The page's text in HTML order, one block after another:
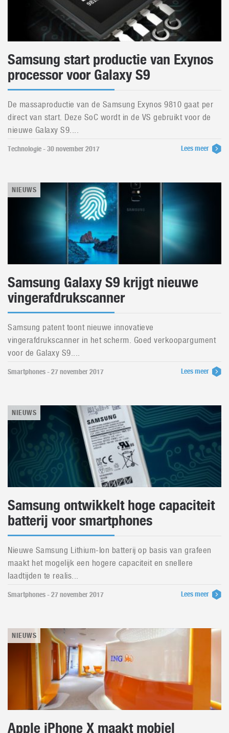
Samsung start productie van Exynos
processor voor Galaxy S9
De massaproductie van de Samsung Exynos 9810 gaat per
direct van start. Deze SoC wordt in de VS gebruikt voor de
nieuwe Galaxy S9....
Technologie - 30 november 2017 Lees meer
NIEUWS
Samsung Galaxy S9 krijgt nieuwe
vingerafdrukscanner
Samsung patent toont nieuwe innovatieve
vingerafdrukscanner in het scherm. Goed verkoopargument
voor de Galaxy S9....
Smartphones - 27 november 2017 Lees meer
NIEUWS
Samsung ontwikkelt hoge capaciteit
batterij voor smartphones
Nieuwe Samsung Lithium-Ion batterij op basis van grafeen
maakt het mogelijk een hogere capaciteit en snellere
laadtijden te realis...
Smartphones - 27 november 2017 Lees meer
NIEUWS
Apple iPhone X maakt mobiel